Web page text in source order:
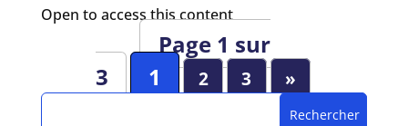
Open to access this content
Page 1 sur
3
1 2 3 »